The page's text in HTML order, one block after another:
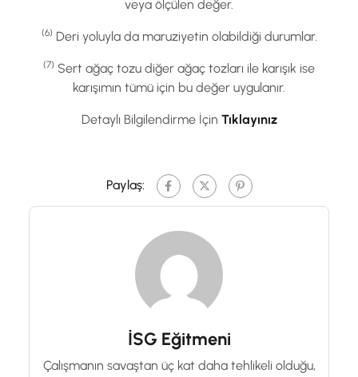
veya ölçülen değer.
(6) Deri yoluyla da maruziyetin olabildiği durumlar.
(7) Sert ağaç tozu diğer ağaç tozları ile karışık ise
karışımın tümü için bu değer uygulanır.
Detaylı Bilgilendirme İçin Tıklayınız
Paylaş:
İSG Eğitmeni
Çalışmanın savaştan üç kat daha tehlikeli olduğu,